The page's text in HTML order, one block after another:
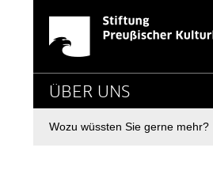
Springe direkt zu:
News -
ÜBER UNS
Suche
Wozu wüssten Sie gerne mehr?